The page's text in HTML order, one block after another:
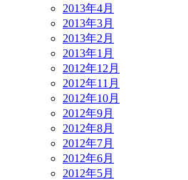
2013年4月
2013年3月
2013年2月
2013年1月
2012年12月
2012年11月
2012年10月
2012年9月
2012年8月
2012年7月
2012年6月
2012年5月